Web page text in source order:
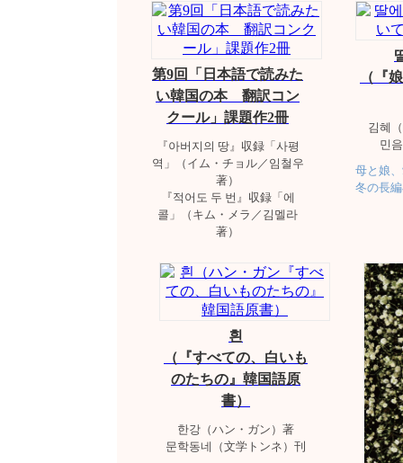
第9回「日本語で読みた
い韓国の本 翻訳コン
クール」課題作2冊
『아버지의 땅』収録「사평
역」（イム・チョル／임철우
著）
『적어도 두 번』収録「에
콜」（キム・メラ／김멜라
著）
（『
김혜
민
母と娘
冬の長
흰
（『すべての、白いも
のたちの』韓国語原
書）
한강（ハン・ガン）著
문학동네（文学トンネ）刊